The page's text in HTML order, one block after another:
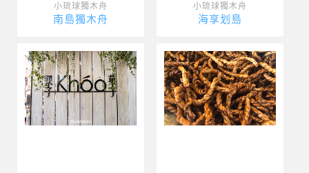
小琉球獨木舟
南島獨木舟
小琉球獨木舟
海享划島